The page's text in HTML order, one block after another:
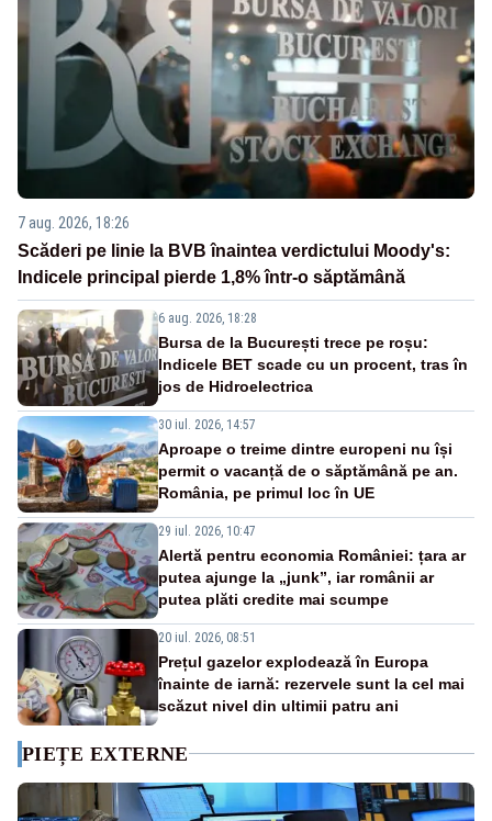
7 aug. 2026, 18:26
Scăderi pe linie la BVB înaintea verdictului Moody's:
Indicele principal pierde 1,8% într-o săptămână
6 aug. 2026, 18:28
Bursa de la București trece pe roșu:
Indicele BET scade cu un procent, tras în
jos de Hidroelectrica
30 iul. 2026, 14:57
Aproape o treime dintre europeni nu își
permit o vacanță de o săptămână pe an.
România, pe primul loc în UE
29 iul. 2026, 10:47
Alertă pentru economia României: țara ar
putea ajunge la „junk”, iar românii ar
putea plăti credite mai scumpe
20 iul. 2026, 08:51
Prețul gazelor explodează în Europa
înainte de iarnă: rezervele sunt la cel mai
scăzut nivel din ultimii patru ani
PIEȚE EXTERNE